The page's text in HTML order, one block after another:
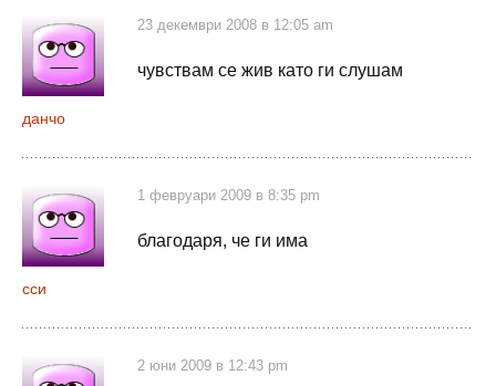
данчо
23 декември 2008 в 12:05 am
чувствам се жив като ги слушам
сси
1 февруари 2009 в 8:35 pm
благодаря, че ги има
2 юни 2009 в 12:43 pm